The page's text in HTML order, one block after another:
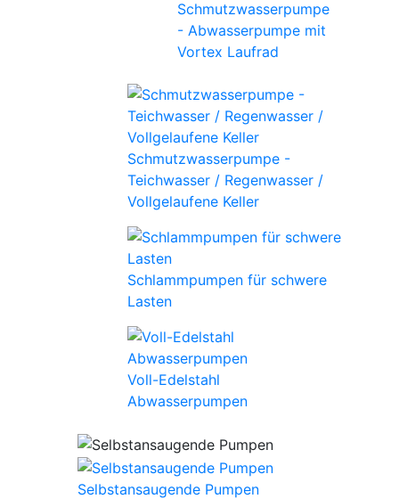
Schmutzwasserpumpe
- Abwasserpumpe mit
Vortex Laufrad
Schmutzwasserpumpe -
Teichwasser / Regenwasser /
Vollgelaufene Keller
Schlammpumpen für schwere
Lasten
Voll-Edelstahl
Abwasserpumpen
Selbstansaugende Pumpen